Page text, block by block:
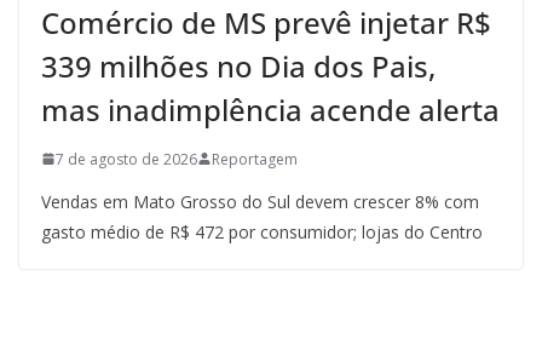
Comércio de MS prevê injetar R$
339 milhões no Dia dos Pais,
mas inadimplência acende alerta
7 de agosto de 2026 Reportagem
Vendas em Mato Grosso do Sul devem crescer 8% com
gasto médio de R$ 472 por consumidor; lojas do Centro